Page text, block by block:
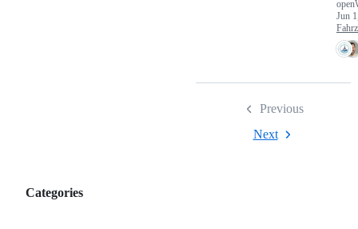
Categories,
Categories
Jun
Previous
Next